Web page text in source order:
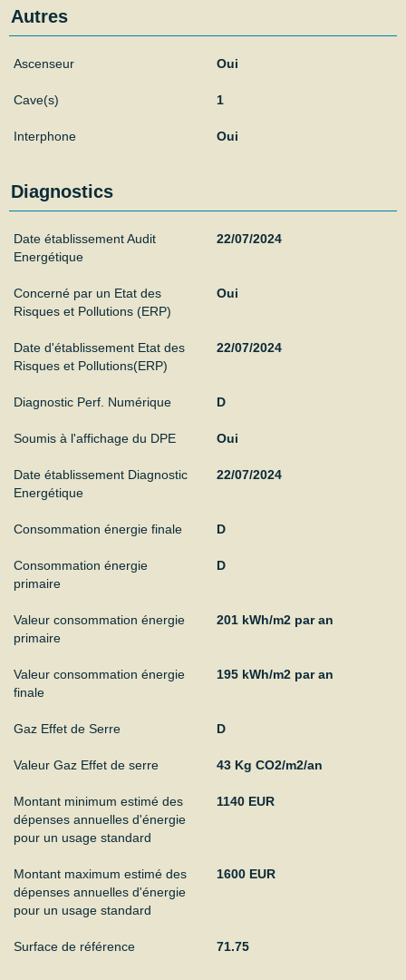
Autres
Ascenseur Oui
Cave(s) 1
Interphone Oui
Diagnostics
Date établissement Audit
Energétique
22/07/2024
Concerné par un Etat des
Risques et Pollutions (ERP)
Oui
Date d'établissement Etat des
Risques et Pollutions(ERP)
22/07/2024
Diagnostic Perf. Numérique D
Soumis à l'affichage du DPE Oui
Date établissement Diagnostic
Energétique
22/07/2024
Consommation énergie finale D
Consommation énergie
primaire
D
Valeur consommation énergie
primaire
201 kWh/m2 par an
Valeur consommation énergie
finale
195 kWh/m2 par an
Gaz Effet de Serre D
Valeur Gaz Effet de serre 43 Kg CO2/m2/an
Montant minimum estimé des
dépenses annuelles d'énergie
pour un usage standard
1140 EUR
Montant maximum estimé des
dépenses annuelles d'énergie
pour un usage standard
1600 EUR
Surface de référence 71.75